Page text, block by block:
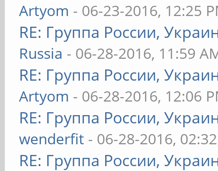
Artyom - 06-23-2016, 12:25
RE: Группа России,
Russia - 06-28-2016, 11:59
RE: Группа России,
Artyom - 06-28-2016, 12:06
RE: Группа России,
wenderfit - 06-28-2016,
RE: Группа России,